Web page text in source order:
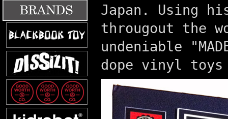
Japan. Using
througout the
undeniable
dope vinyl toys